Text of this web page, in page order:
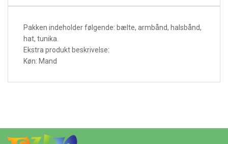
Pakken indeholder følgende: bælte, armbånd, halsbånd,
hat, tunika.
Ekstra produkt beskrivelse:
Køn: Mand